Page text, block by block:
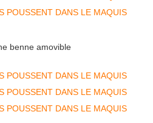
benne amovible